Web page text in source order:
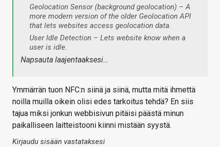
Geolocation Sensor (background geolocation) – A
more modern version of the older Geolocation API
that lets websites access geolocation data.
User Idle Detection – Lets website know when a
user is idle.
Napsauta laajentaaksesi…
Ymmärrän tuon NFC:n siinä ja siinä, mutta mitä ihmettä
noilla muilla oikein olisi edes tarkoitus tehdä? En siis
tajua miksi jonkun webbisivun pitäisi päästä minun
paikalliseen laitteistooni kiinni mistään syystä.
Kirjaudu sisään vastataksesi